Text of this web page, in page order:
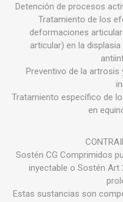
Detención de procesos
Tratamiento de los
deformaciones
articular) en la
Preventivo de la
Tratamiento específico de
en
Sostén CG Comprimidos
inyectable o Sostén Art
Estas sustancias son